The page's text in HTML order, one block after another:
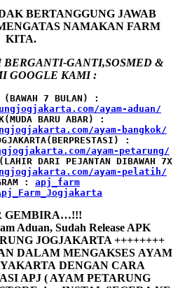
BERTANGGUNG JAWAB
NAMAKAN FARM
KITA.
GANTI,SOSMED &
GOOGLE KAMI :
(BAWAH 7 BULAN) :
BARU ABAR) :
:
DARI PEJANTAN DIBAWAH
:
GEMBIRA…!!!
Aduan, Sudah Release APK
JOGJAKARTA ++++++++
DALAM MENGAKSES AYAM
DENGAN CARA
APJ ( AYAM PETARUNG